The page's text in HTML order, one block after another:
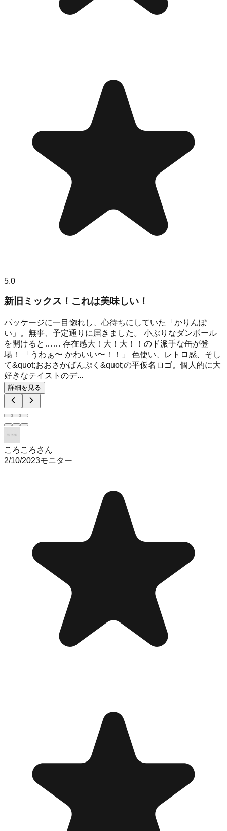
5.0
新旧ミックス！これは美味しい！
パッケージに一目惚れし、心待ちにしていた「かりんぽ
い」。無事、予定通りに届きました。 小ぶりなダンボール
を開けると…… 存在感大！大！大！！のド派手な缶が登
場！ 「うわぁ〜 かわいい〜！！」 色使い、レトロ感、そし
て&quot;おおさかばんぷく&quot;の平仮名ロゴ。個人的に大
好きなテイストのデ...
詳細を見る
ころころさん
2/10/2023モニター